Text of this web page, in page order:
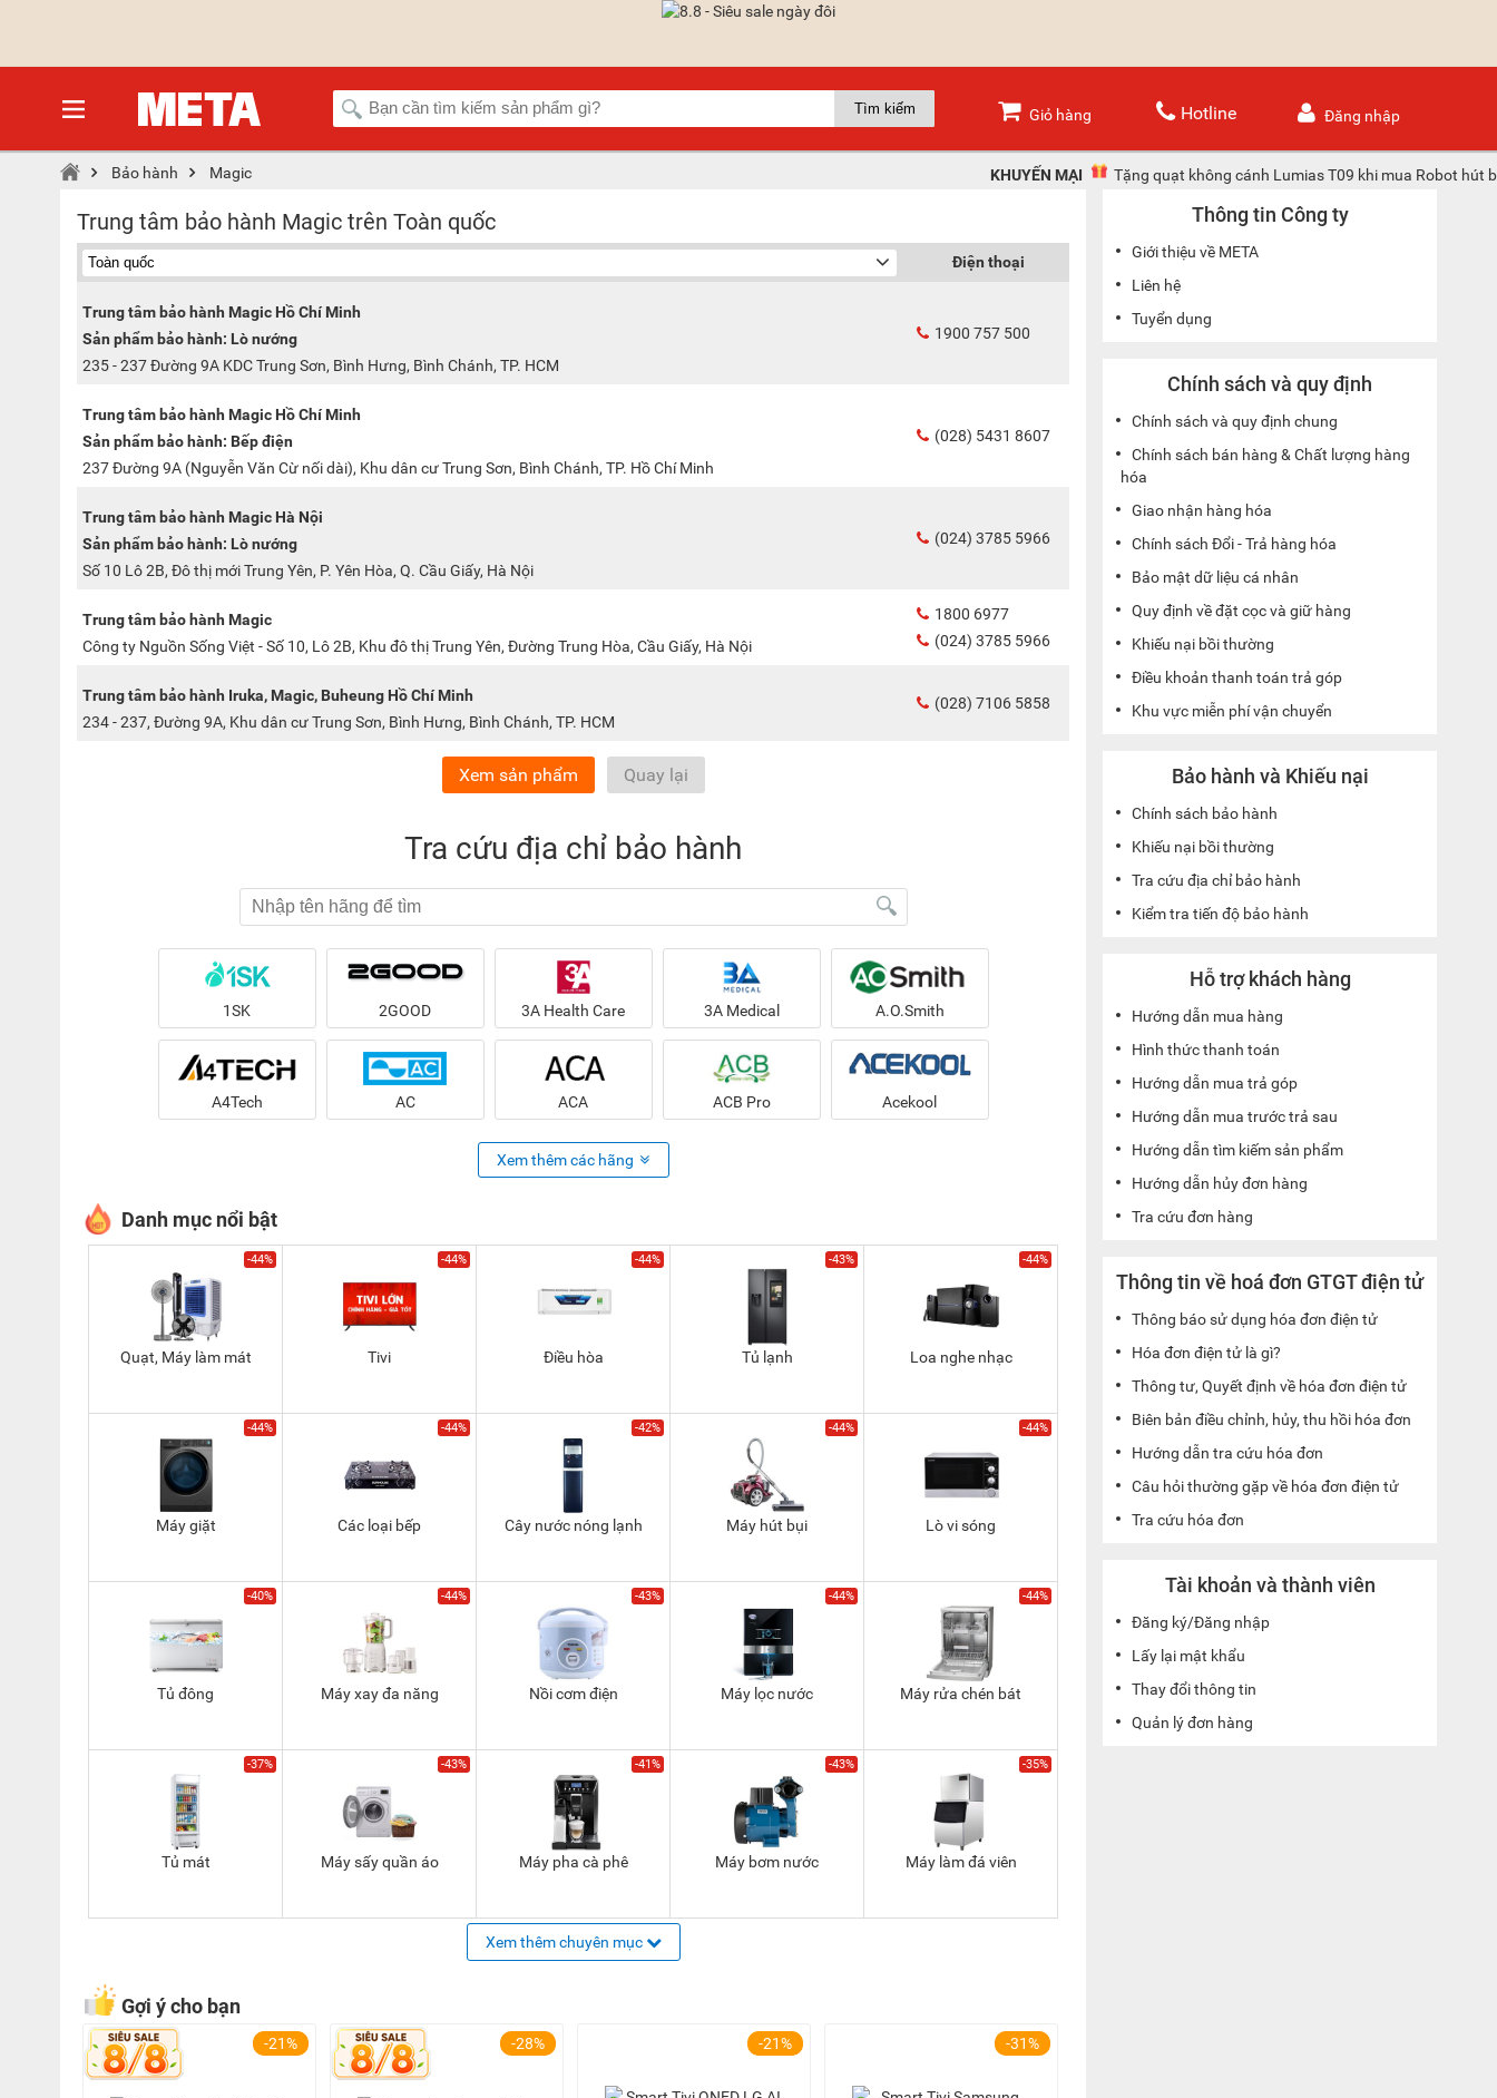
Giỏ hàng Hotline Đăng nhập
KHUYẾN MẠI Tặng quạt không cánh Lumias T09 khi mua Robot hút
Bảo hành Magic
Trung tâm bảo hành Magic trên Toàn quốc
Điện thoại
Trung tâm bảo hành Magic Hồ Chí Minh
Sản phẩm bảo hành: Lò nướng
235 - 237 Đường 9A KDC Trung Sơn, Bình Hưng, Bình Chánh, TP. HCM
1900 757 500
Trung tâm bảo hành Magic Hồ Chí Minh
Sản phẩm bảo hành: Bếp điện
237 Đường 9A (Nguyễn Văn Cừ nối dài), Khu dân cư Trung Sơn, Bình Chánh, TP. Hồ Chí Minh
(028) 5431 8607
Trung tâm bảo hành Magic Hà Nội
Sản phẩm bảo hành: Lò nướng
Số 10 Lô 2B, Đô thị mới Trung Yên, P. Yên Hòa, Q. Cầu Giấy, Hà Nội
(024) 3785 5966
Trung tâm bảo hành Magic
Công ty Nguồn Sống Việt - Số 10, Lô 2B, Khu đô thị Trung Yên, Đường Trung Hòa, Cầu Giấy, Hà Nội
1800 6977
(024) 3785 5966
Trung tâm bảo hành Iruka, Magic, Buheung Hồ Chí Minh
234 - 237, Đường 9A, Khu dân cư Trung Sơn, Bình Hưng, Bình Chánh, TP. HCM
(028) 7106 5858
Xem sản phẩm Quay lại
Tra cứu địa chỉ bảo hành
1SK 2GOOD 3A Health Care 3A Medical A.O.Smith
A4Tech AC ACA ACB Pro Acekool
Xem thêm các hãng
Danh mục nổi bật
-44%
Quạt, Máy làm mát
-44%
Tivi
-44%
Điều hòa
-43%
Tủ lạnh
-44%
Loa nghe nhạc
-44%
Máy giặt
-44%
Các loại bếp
-42%
Cây nước nóng lạnh
-44%
Máy hút bụi
-44%
Lò vi sóng
-40%
Tủ đông
-44%
Máy xay đa năng
-43%
Nồi cơm điện
-44%
Máy lọc nước
-44%
Máy rửa chén bát
-37%
Tủ mát
-43%
Máy sấy quần áo
-41%
Máy pha cà phê
-43%
Máy bơm nước
-35%
Máy làm đá viên
Xem thêm chuyên mục
Gợi ý cho bạn
-21% -28% -21% -31%
Thông tin Công ty
Giới thiệu về META
Liên hệ
Tuyển dụng
Chính sách và quy định
Chính sách và quy định chung
Chính sách bán hàng & Chất lượng hàng
hóa
Giao nhận hàng hóa
Chính sách Đổi - Trả hàng hóa
Bảo mật dữ liệu cá nhân
Quy định về đặt cọc và giữ hàng
Khiếu nại bồi thường
Điều khoản thanh toán trả góp
Khu vực miễn phí vận chuyển
Bảo hành và Khiếu nại
Chính sách bảo hành
Khiếu nại bồi thường
Tra cứu địa chỉ bảo hành
Kiểm tra tiến độ bảo hành
Hỗ trợ khách hàng
Hướng dẫn mua hàng
Hình thức thanh toán
Hướng dẫn mua trả góp
Hướng dẫn mua trước trả sau
Hướng dẫn tìm kiếm sản phẩm
Hướng dẫn hủy đơn hàng
Tra cứu đơn hàng
Thông tin về hoá đơn GTGT điện tử
Thông báo sử dụng hóa đơn điện tử
Hóa đơn điện tử là gì?
Thông tư, Quyết định về hóa đơn điện tử
Biên bản điều chỉnh, hủy, thu hồi hóa đơn
Hướng dẫn tra cứu hóa đơn
Câu hỏi thường gặp về hóa đơn điện tử
Tra cứu hóa đơn
Tài khoản và thành viên
Đăng ký/Đăng nhập
Lấy lại mật khẩu
Thay đổi thông tin
Quản lý đơn hàng